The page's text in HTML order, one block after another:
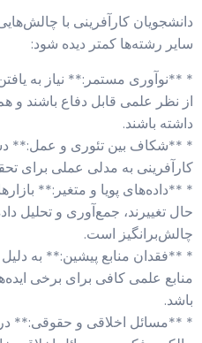
دانشجویان کارآفرینی با
سایر رشته‌ها کمتر دیده شود:
* **نوآوری مستمر:** نیاز به
از نظر علمی قابل دفاع باشند و هم
داشته باشند.
* **شکاف بین تئوری و عمل:**
کارآفرینی به مدلی عملی برای
* **داده‌های پویا و متغیر:**
حال تغییرند، جمع‌آوری و تحلیل
چالش‌برانگیز است.
* **فقدان منابع پیشین:** به
منابع علمی کافی برای برخی
باشد.
* **مسائل اخلاقی و حقوقی:** در